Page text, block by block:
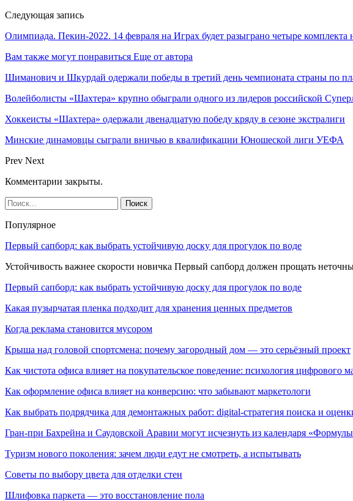
Следующая запись
Олимпиада. Пекин-2022. 14 февраля на Играх будет разыграно четыре комплекта
Вам также могут понравиться Еще от автора
Шиманович и Шкурдай одержали победы в третий день чемпионата страны по
Волейболисты «Шахтера» крупно обыграли одного из лидеров российской
Хоккеисты «Шахтера» одержали двенадцатую победу кряду в сезоне экстралиги
Минские динамовцы сыграли вничью в квалификации Юношеской лиги УЕФА
Prev Next
Комментарии закрыты.
Популярное
Первый сапборд: как выбрать устойчивую доску для прогулок по воде
Устойчивость важнее скорости новичка Первый сапборд должен прощать
Первый сапборд: как выбрать устойчивую доску для прогулок по воде
Какая пузырчатая пленка подходит для хранения ценных предметов
Когда реклама становится мусором
Крыша над головой спортсмена: почему загородный дом — это серьёзный проект
Как чистота офиса влияет на покупательское поведение: психология цифрового
Как оформление офиса влияет на конверсию: что забывают маркетологи
Как выбрать подрядчика для демонтажных работ: digital-стратегия поиска и
Гран-при Бахрейна и Саудовской Аравии могут исчезнуть из календаря
Туризм нового поколения: зачем люди едут не смотреть, а испытывать
Советы по выбору цвета для отделки стен
Шлифовка паркета — это восстановление пола